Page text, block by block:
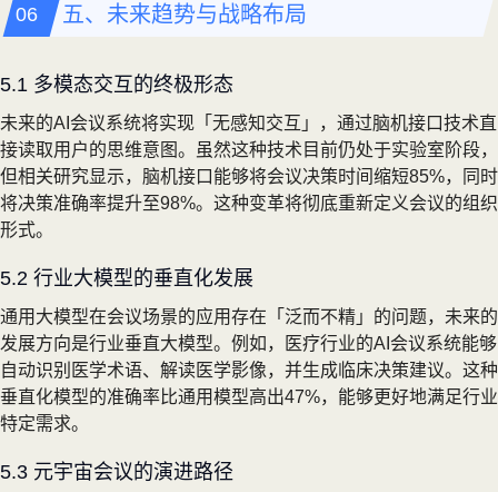
五、未来趋势与战略布局
5.1 多模态交互的终极形态
未来的AI会议系统将实现「无感知交互」，通过脑机接口技术直
接读取用户的思维意图。虽然这种技术目前仍处于实验室阶段，
但相关研究显示，脑机接口能够将会议决策时间缩短85%，同时
将决策准确率提升至98%。这种变革将彻底重新定义会议的组织
形式。
5.2 行业大模型的垂直化发展
通用大模型在会议场景的应用存在「泛而不精」的问题，未来的
发展方向是行业垂直大模型。例如，医疗行业的AI会议系统能够
自动识别医学术语、解读医学影像，并生成临床决策建议。这种
垂直化模型的准确率比通用模型高出47%，能够更好地满足行业
特定需求。
5.3 元宇宙会议的演进路径